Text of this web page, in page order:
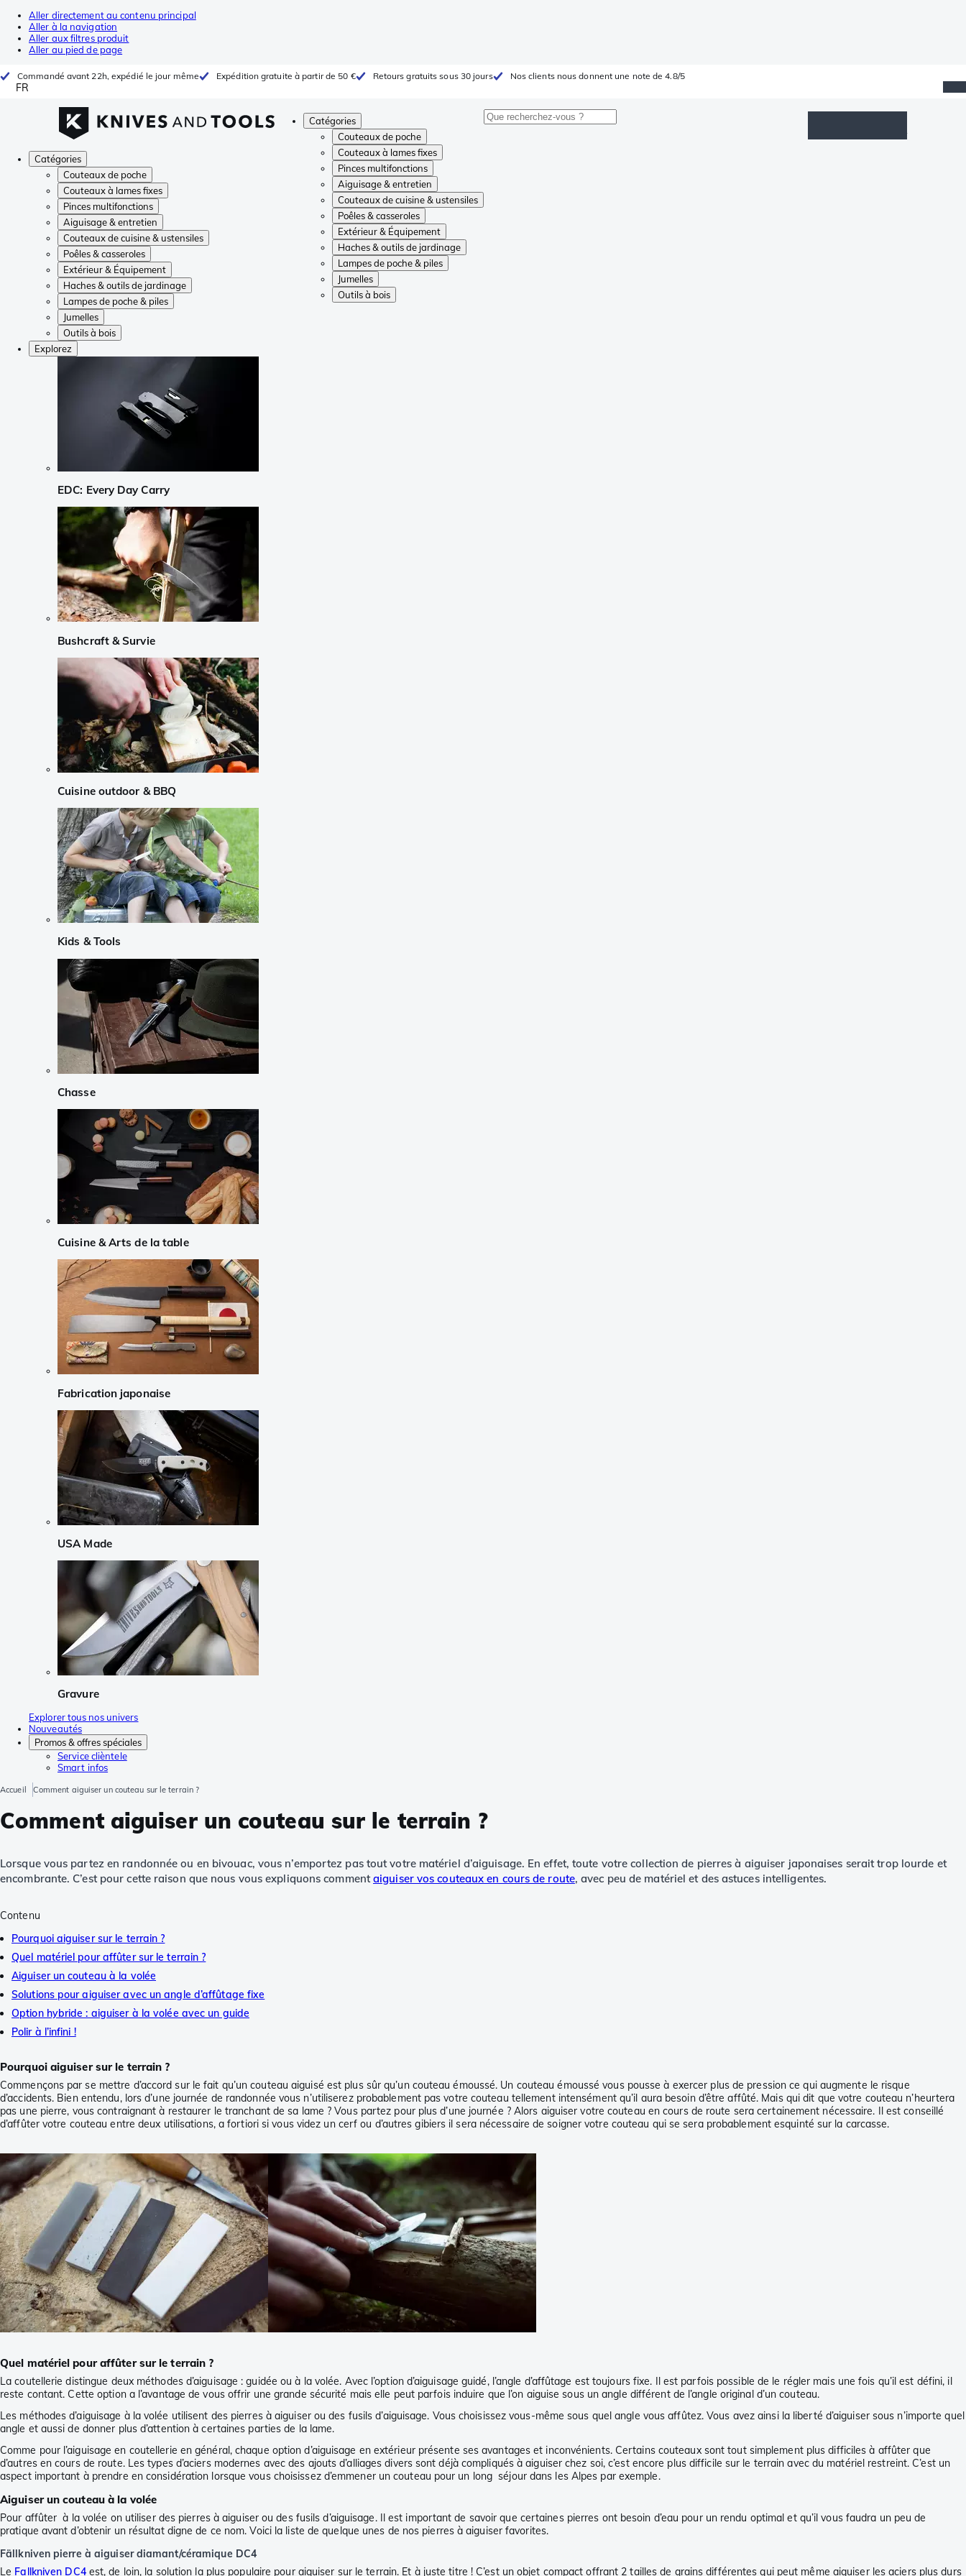
Aller directement au contenu principal
Aller à la navigation
Aller aux filtres produit
Aller au pied de page
Commandé avant 22h, expédié le jour même Expédition gratuite à partir de 50 € Retours gratuits sous 30 jours Nos clients nous donnent une note de 4.8/5
FR
Catégories
Couteaux de poche
Couteaux à lames fixes
Pinces multifonctions
Aiguisage & entretien
Couteaux de cuisine & ustensiles
Poêles & casseroles
Extérieur & Équipement
Haches & outils de jardinage
Lampes de poche & piles
Jumelles
Outils à bois
Catégories
Couteaux de poche
Couteaux à lames fixes
Pinces multifonctions
Aiguisage & entretien
Couteaux de cuisine & ustensiles
Poêles & casseroles
Extérieur & Équipement
Haches & outils de jardinage
Lampes de poche & piles
Jumelles
Outils à bois
Explorez
EDC: Every Day Carry
Bushcraft & Survie
Cuisine outdoor & BBQ
Kids & Tools
Chasse
Cuisine & Arts de la table
Fabrication japonaise
USA Made
Gravure
Explorer tous nos univers
Nouveautés
Promos & offres spéciales
Service clièntele
Smart infos
Accueil Comment aiguiser un couteau sur le terrain ?
Comment aiguiser un couteau sur le terrain ?
Lorsque vous partez en randonnée ou en bivouac, vous n’emportez pas tout votre matériel d’aiguisage. En effet, toute votre collection de pierres à aiguiser japonaises serait trop lourde et
encombrante. C’est pour cette raison que nous vous expliquons commentaiguiser vos couteaux en cours de route, avec peu de matériel et des astuces intelligentes.
Contenu
Pourquoi aiguiser sur le terrain ?
Quel matériel pour affûter sur le terrain ?
Aiguiser un couteau à la volée
Solutions pour aiguiser avec un angle d’affûtage fixe
Option hybride : aiguiser à la volée avec un guide
Polir à l’infini !
Pourquoi aiguiser sur le terrain ?
Commençons par se mettre d’accord sur le fait qu’un couteau aiguisé est plus sûr qu’un couteau émoussé. Un couteau émoussé vous pousse à exercer plus de pression ce qui augmente le risque
d’accidents. Bien entendu, lors d’une journée de randonnée vous n’utiliserez probablement pas votre couteau tellement intensément qu’il aura besoin d’être affûté. Mais qui dit que votre couteau n’heurtera
pas une pierre, vous contraignant à restaurer le tranchant de sa lame ? Vous partez pour plus d’une journée ? Alors aiguiser votre couteau en cours de route sera certainement nécessaire. Il est conseillé
d’affûter votre couteau entre deux utilisations, a fortiori si vous videz un cerf ou d’autres gibiers il sera nécessaire de soigner votre couteau qui se sera probablement esquinté sur la carcasse.
Quel matériel pour affûter sur le terrain ?
La coutellerie distingue deux méthodes d’aiguisage : guidée ou à la volée. Avec l’option d’aiguisage guidé, l’angle d’affûtage est toujours fixe. Il est parfois possible de le régler mais une fois qu’il est défini, il
reste contant. Cette option a l’avantage de vous offrir une grande sécurité mais elle peut parfois induire que l’on aiguise sous un angle différent de l’angle original d’un couteau.
Les méthodes d’aiguisage à la volée utilisent des pierres à aiguiser ou des fusils d’aiguisage. Vous choisissez vous-même sous quel angle vous affûtez. Vous avez ainsi la liberté d’aiguiser sous n’importe quel
angle et aussi de donner plus d’attention à certaines parties de la lame.
Comme pour l’aiguisage en coutellerie en général, chaque option d’aiguisage en extérieur présente ses avantages et inconvénients. Certains couteaux sont tout simplement plus difficiles à affûter que
d’autres en cours de route. Les types d’aciers modernes avec des ajouts d’alliages divers sont déjà compliqués à aiguiser chez soi, c’est encore plus difficile sur le terrain avec du matériel restreint. C’est un
aspect important à prendre en considération lorsque vous choisissez d’emmener un couteau pour un long séjour dans les Alpes par exemple.
Aiguiser un couteau à la volée
Pour affûter à la volée on utiliser des pierres à aiguiser ou des fusils d’aiguisage. Il est important de savoir que certaines pierres ont besoin d’eau pour un rendu optimal et qu’il vous faudra un peu de
pratique avant d’obtenir un résultat digne de ce nom. Voici la liste de quelque unes de nos pierres à aiguiser favorites.
Fällkniven pierre à aiguiser diamant/céramique DC4
Le Fallkniven DC4est, de loin, la solution la plus populaire pour aiguiser sur le terrain. Et à juste titre ! C’est un objet compact offrant 2 tailles de grains différentes qui peut même aiguiser les aciers plus durs